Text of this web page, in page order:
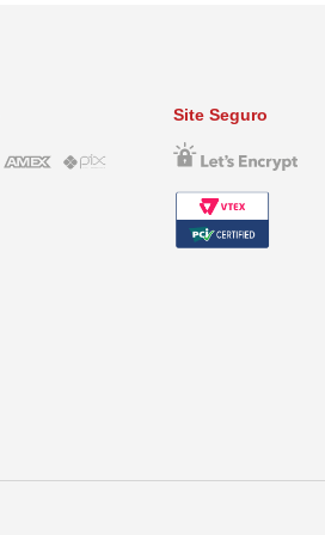
Site Seguro